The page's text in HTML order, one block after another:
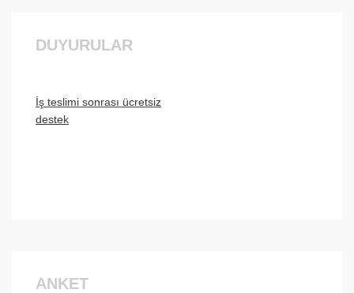
DUYURULAR
destek
ANKET